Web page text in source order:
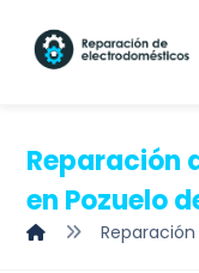
Reparación
en Pozuelo